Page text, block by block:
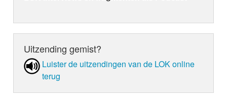
Uitzending gemist?
Luister de uit­zen­din­gen van de LOK online
terug